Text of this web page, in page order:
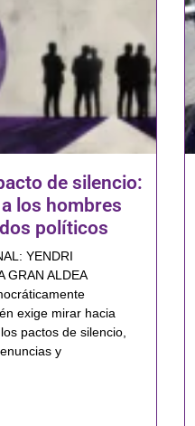
de silencio:
los hombres
políticos
YENDRI
GRAN ALDEA
exige mirar hacia
pactos de silencio,
y